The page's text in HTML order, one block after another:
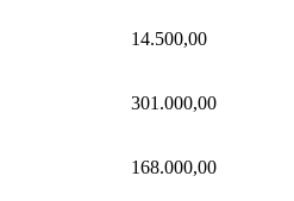
14.500,00
301.000,00
168.000,00